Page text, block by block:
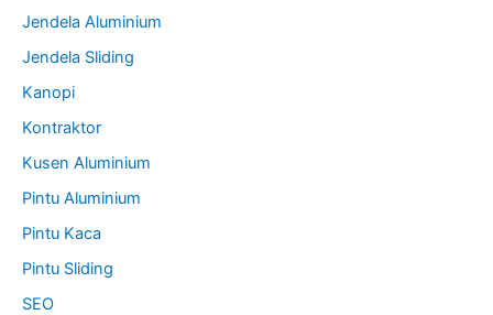
Jendela Aluminium
Jendela Sliding
Kanopi
Kontraktor
Kusen Aluminium
Pintu Aluminium
Pintu Kaca
Pintu Sliding
SEO